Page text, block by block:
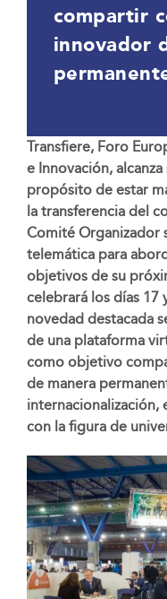
compartir
innovador
Transfiere, Foro
e Innovación,
propósito de estar
la transferencia del
Comité Organizador
telemática para
objetivos de su
celebrará los días 17
novedad destacada
de una plataforma
como objetivo
de manera
internacionalización,
con la figura de